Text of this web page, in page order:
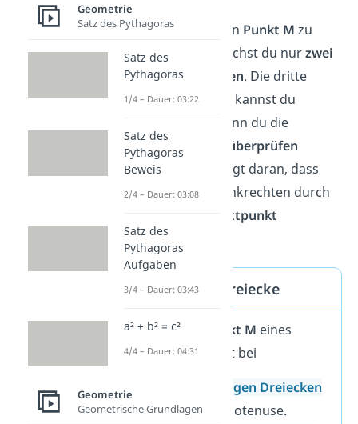
Übrigens Um den Punkt M zu
bestimmen, brauchst du nurzwei
Mittelsenkrechten. Die dritte
Mittelsenkrechte kannst du
konstruieren, wenn du die
anderen beiden
überprüfen
möchtest. Das liegt daran, dass
alle drei Mittelsenkrechten durch
denselben Schnittpunkt
verlaufen.
Besondere Dreiecke
DerMittelpunkt M eines
Umkreises liegt bei
rechtwinkligen Dreiecken
auf der Hypotenuse.
Geometrie
Satz des Pythagoras
Satz des
Pythagoras
1/4 – Dauer: 03:22
Satz des
Pythagoras
Beweis
2/4 – Dauer: 03:08
Satz des
Pythagoras
Aufgaben
3/4 – Dauer: 03:43
a² + b² = c²
4/4 – Dauer: 04:31
Geometrie
Geometrische Grundlagen